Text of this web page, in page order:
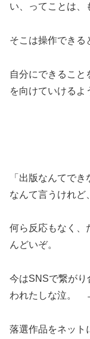
い、ってことは、
そこは操作できる
自分にできること
を向けていけるよ
「出版なんてで
なんて言うけれど、
何ら反応もなく、
んどいぞ。
今はSNSで繋がり
われたしな泣。
落選作品をネット